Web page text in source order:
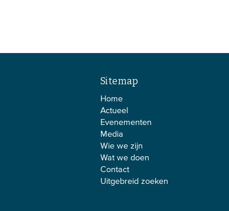
Sitemap
Home
Actueel
Evenementen
Media
Wie we zijn
Wat we doen
Contact
Uitgebreid zoeken